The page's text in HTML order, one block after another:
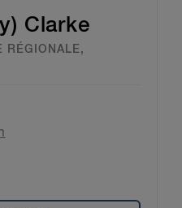
Clarke
RÉGIONALE,